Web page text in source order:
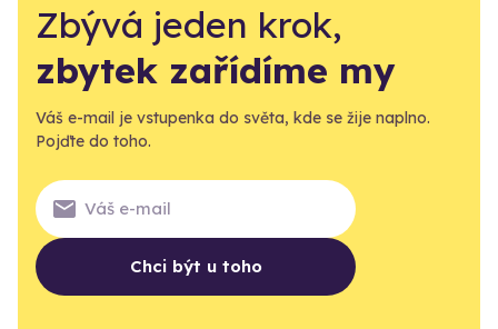
Zbývá jeden krok,
zbytek zařídíme my
Váš e-mail je vstupenka do světa, kde se žije naplno.
Pojďte do toho.
Chci být u toho